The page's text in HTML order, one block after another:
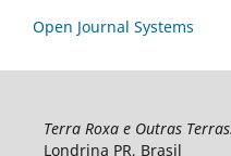
Open Journal Systems
Terra Roxa e Outras
Londrina PR, Brasil